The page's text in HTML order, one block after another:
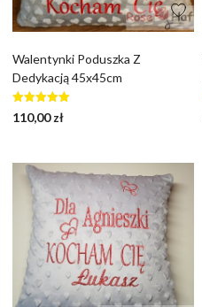
Walentynki Poduszka Z
Dedykacją 45x45cm
Oceniono
5.00na 5
110,00zł